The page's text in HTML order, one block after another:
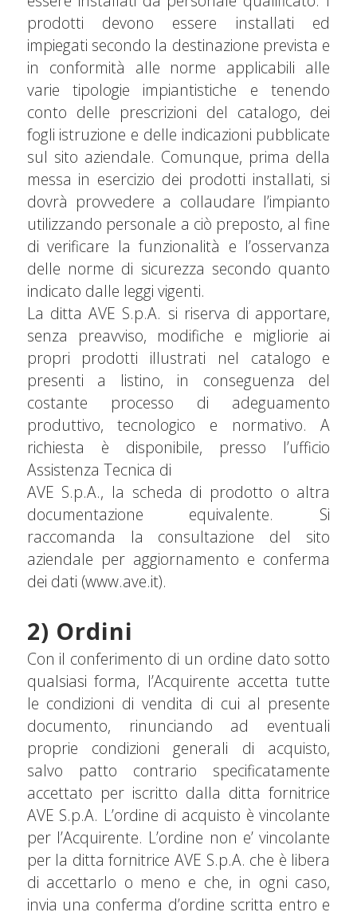
prodotti devono essere installati ed
impiegati secondo la destinazione prevista e
in conformità alle norme applicabili alle
varie tipologie impiantistiche e tenendo
conto delle prescrizioni del catalogo, dei
fogli istruzione e delle indicazioni pubblicate
sul sito aziendale. Comunque, prima della
messa in esercizio dei prodotti installati, si
dovrà provvedere a collaudare l’impianto
utilizzando personale a ciò preposto, al fine
di verificare la funzionalità e l’osservanza
delle norme di sicurezza secondo quanto
indicato dalle leggi vigenti.
La ditta AVE S.p.A. si riserva di apportare,
senza preavviso, modifiche e migliorie ai
propri prodotti illustrati nel catalogo e
presenti a listino, in conseguenza del
costante processo di adeguamento
produttivo, tecnologico e normativo. A
richiesta è disponibile, presso l’ufficio
Assistenza Tecnica di
AVE S.p.A., la scheda di prodotto o altra
documentazione equivalente. Si
raccomanda la consultazione del sito
aziendale per aggiornamento e conferma
dei dati (www.ave.it).
2) Ordini
Con il conferimento di un ordine dato sotto
qualsiasi forma, l’Acquirente accetta tutte
le condizioni di vendita di cui al presente
documento, rinunciando ad eventuali
proprie condizioni generali di acquisto,
salvo patto contrario specificatamente
accettato per iscritto dalla ditta fornitrice
AVE S.p.A. L’ordine di acquisto è vincolante
per l’Acquirente. L’ordine non e’ vincolante
per la ditta fornitrice AVE S.p.A. che è libera
di accettarlo o meno e che, in ogni caso,
invia una conferma d’ordine scritta entro e